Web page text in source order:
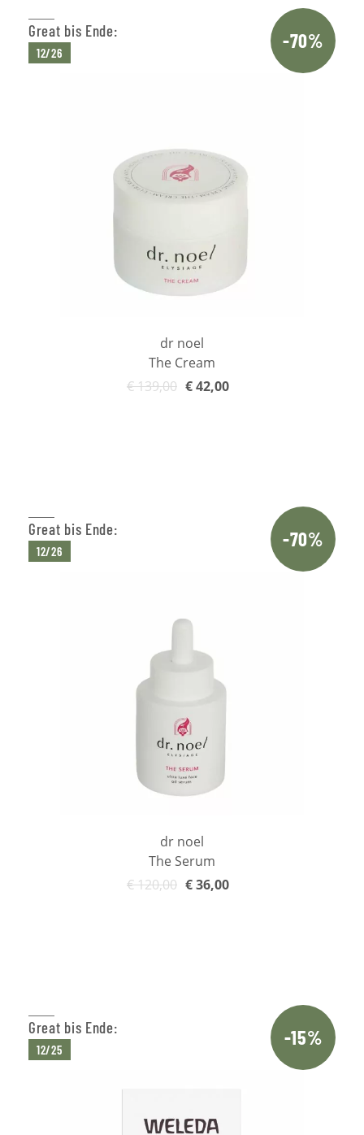
Great bis Ende:
12/26
-70%
dr noel
The Cream
€139,00 €42,00
Great bis Ende:
12/26
-70%
dr noel
The Serum
€120,00 €36,00
Great bis Ende:
12/25
-15%